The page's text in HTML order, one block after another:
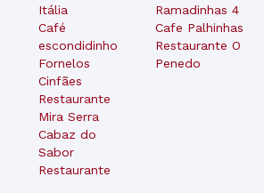
Itália
Café
escondidinho
Fornelos
Cinfães
Restaurante
Mira Serra
Cabaz do
Sabor
Restaurante
Ramadinhas 4
Cafe Palhinhas
Restaurante O
Penedo